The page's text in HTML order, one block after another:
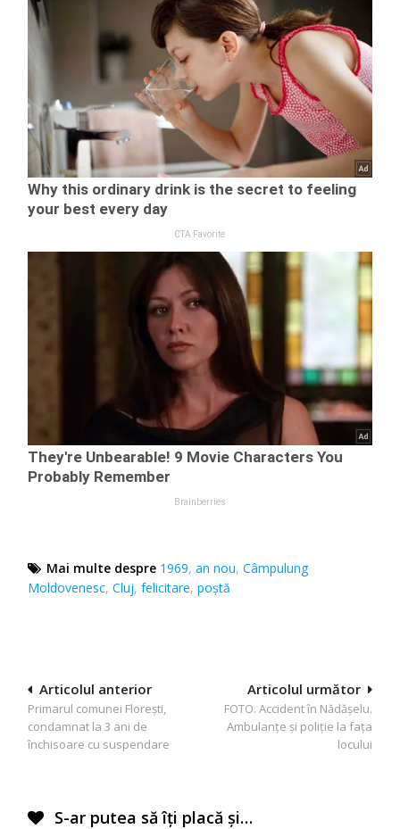
Mai multe despre 1969,an nou,Câmpulung
Moldovenesc,Cluj,felicitare,poştă
Navigare
în
articole
Articolul următor
FOTO. Accident în Nădăşelu.
Ambulanţe şi poliţie la faţa
locului
Articolul anterior
Primarul comunei Florești,
condamnat la 3 ani de
închisoare cu suspendare
S-ar putea să îți placă și…